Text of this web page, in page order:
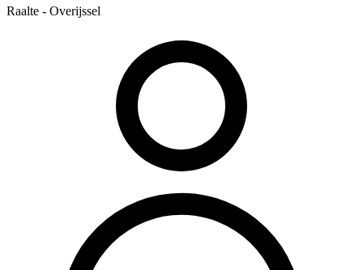
Raalte - Overijssel